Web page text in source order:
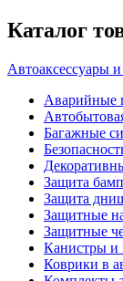
Каталог
Автоаксессуары
Аварийные
Багажные
Защита
Защита
Защитные
Защитные
Канистры и
Коврики в